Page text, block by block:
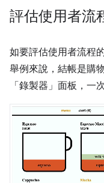
評估使用者流
如要評估使用者流程
舉例來說，結帳是購
「錄製器」 面板，一